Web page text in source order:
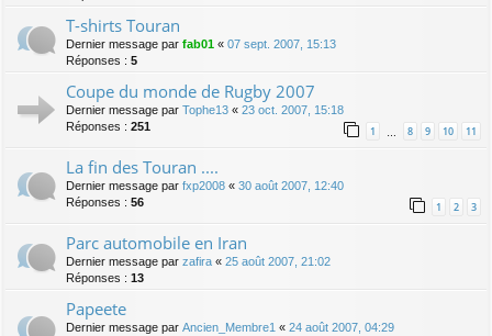
T-shirts Touran
Dernier message par fab01 « 07 sept. 2007, 15:13
Réponses : 5
Coupe du monde de Rugby 2007
Dernier message par Tophe13 « 23 oct. 2007, 15:18
Réponses : 251 1 … 8 9 10 11
La fin des Touran ....
Dernier message par fxp2008 « 30 août 2007, 12:40
Réponses : 56 1 2 3
Parc automobile en Iran
Dernier message par zafira « 25 août 2007, 21:02
Réponses : 13
Papeete
Dernier message par Ancien_Membre1 « 24 août 2007, 04:29